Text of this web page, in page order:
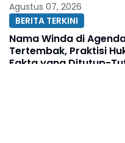
Agustus 07, 2026
BERITA TERKINI
Nama Winda di
Tertembak, Praktisi
Fakta yang Ditutup-